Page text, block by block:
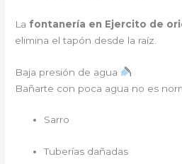
La fontanería en Ejercito de
elimina el tapón desde la raíz.
Baja presión de agua
Bañarte con poca agua no es
Sarro
Tuberías dañadas